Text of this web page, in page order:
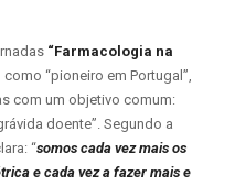
“Farmacologia na
“pioneiro em Portugal”,
com um objetivo comum:
doente”. Segundo a
“somos cada vez mais os
e cada vez a fazer mais e